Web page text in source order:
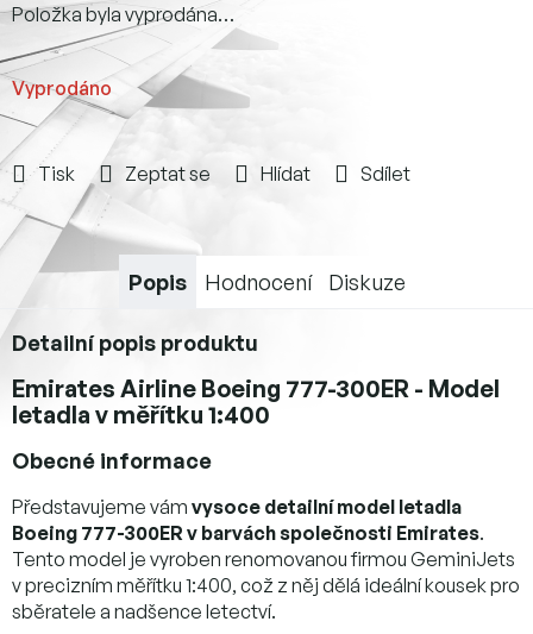
Vyprodáno
Položka byla vyprodána…
Tisk Zeptat se Hlídat Sdílet
Popis Hodnocení Diskuze
Detailní popis produktu
Emirates Airline Boeing 777-300ER - Model
letadla v měřítku 1:400
Obecné informace
Představujeme vám vysoce detailní model letadla
Boeing 777-300ER v barvách společnosti Emirates.
Tento model je vyroben renomovanou firmou GeminiJets
v precizním měřítku 1:400, což z něj dělá ideální kousek pro
sběratele a nadšence letectví.